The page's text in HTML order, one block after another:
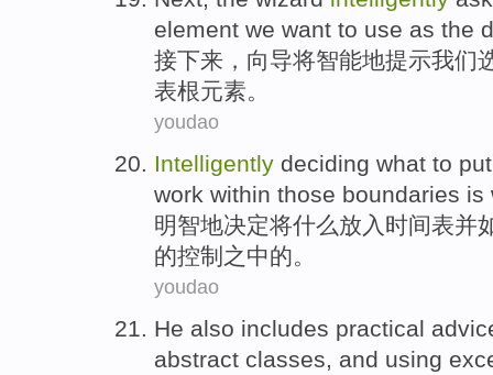
element we want to use as the
接下来 ， 向导将智能地提示我们
表根元素。
youdao
Intelligently deciding what to
work within those boundaries is
明智地决定将什么放入 时间表并
的控制 之中的。
youdao
He also includes practical
abstract classes, and using